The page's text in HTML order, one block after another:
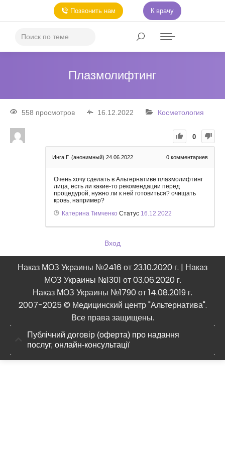
Позвонить нам К врачу
Плазмолифтинг
558 просмотров 16.12.2022 Косметология
0
Инга Г. (анонимный) 24.06.2022 0 комментариев
Очень хочу сделать в Альтернативе плазмолифтинг
лица, есть ли какие-то рекомендации перед
процедурой, нужно ли к ней готовиться? очищать
кровь, например?
Катерина Тимченко Статус 16.12.2022
Вход
Наказ МОЗ Украины №2416 от 23.10.2020 г. | Наказ
МОЗ Украины №1301 от 03.06.2020 г.
Наказ МОЗ Украины №1790 от 14.08.2019 г.
2007-2025 © Медицинский центр "Альтернатива".
Все права защищены.
Публічний договір (оферта) про надання
послуг, онлайн-консультації